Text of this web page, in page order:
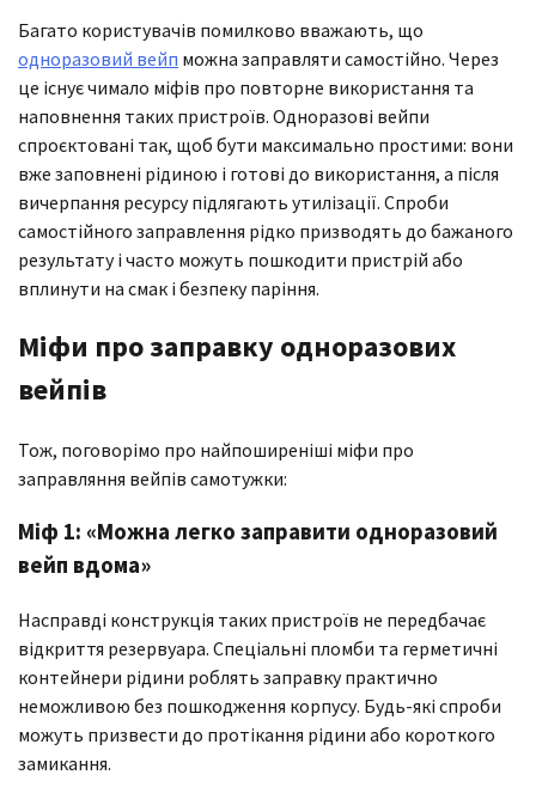
Багато користувачів помилково вважають, що
одноразовий вейп можна заправляти самостійно. Через
це існує чимало міфів про повторне використання та
наповнення таких пристроїв. Одноразові вейпи
спроєктовані так, щоб бути максимально простими: вони
вже заповнені рідиною і готові до використання, а після
вичерпання ресурсу підлягають утилізації. Спроби
самостійного заправлення рідко призводять до бажаного
результату і часто можуть пошкодити пристрій або
вплинути на смак і безпеку паріння.
Міфи про заправку одноразових
вейпів
Тож, поговорімо про найпоширеніші міфи про
заправляння вейпів самотужки:
Міф 1: «Можна легко заправити одноразовий
вейп вдома»
Насправді конструкція таких пристроїв не передбачає
відкриття резервуара. Спеціальні пломби та герметичні
контейнери рідини роблять заправку практично
неможливою без пошкодження корпусу. Будь-які спроби
можуть призвести до протікання рідини або короткого
замикання.